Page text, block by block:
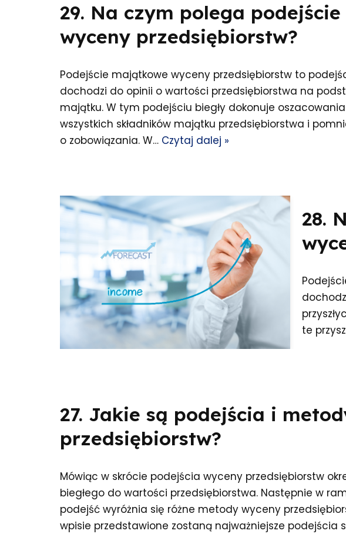
29. Na czym polega
wyceny przedsiębiorstw?
Podejście majątkowe wyceny przedsiębiorstw to
dochodzi do opinii o wartości przedsiębiorstwa na
majątku. W tym podejściu biegły dokonuje
wszystkich składników majątku przedsiębiorstwa i
o zobowiązania. W… Czytaj dalej »
28.
te
27. Jakie są podejścia i
przedsiębiorstw?
Mówiąc w skrócie podejścia wyceny przedsiębiorstw
biegłego do wartości przedsiębiorstwa. Następnie w
podejść wyróżnia się różne metody wyceny
wpisie przedstawione zostaną najważniejsze podejścia